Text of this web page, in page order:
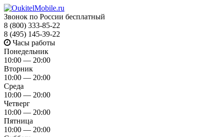
Звонок по России бесплатный
8 (800) 333-85-22
8 (495) 145-39-22
Часы работы
Понедельник
10:00 — 20:00
Вторник
10:00 — 20:00
Среда
10:00 — 20:00
Четверг
10:00 — 20:00
Пятница
10:00 — 20:00